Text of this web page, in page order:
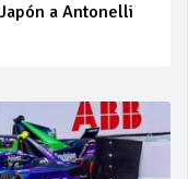
a Antonelli